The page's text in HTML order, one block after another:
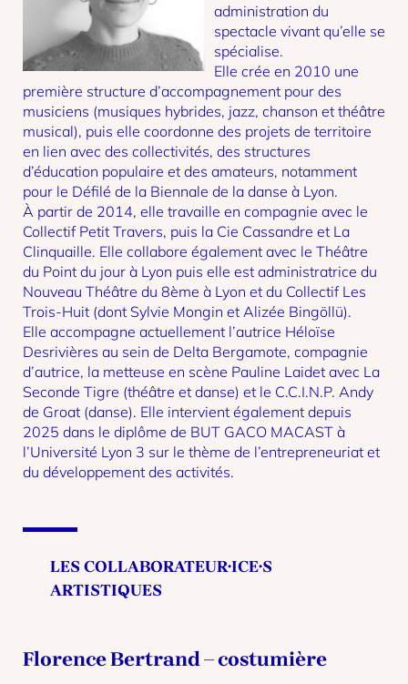
administration du
spectacle vivant qu’elle se
spécialise.
Elle crée en 2010 une
première structure d’accompagnement pour des
musiciens (musiques hybrides, jazz, chanson et théâtre
musical), puis elle coordonne des projets de territoire
en lien avec des collectivités, des structures
d’éducation populaire et des amateurs, notamment
pour le Défilé de la Biennale de la danse à Lyon.
À partir de 2014, elle travaille en compagnie avec le
Collectif Petit Travers, puis la Cie Cassandre et La
Clinquaille. Elle collabore également avec le Théâtre
du Point du jour à Lyon puis elle est administratrice du
Nouveau Théâtre du 8ème à Lyon et du Collectif Les
Trois-Huit (dont Sylvie Mongin et Alizée Bingöllü).
Elle accompagne actuellement l’autrice Héloïse
Desrivières au sein de Delta Bergamote, compagnie
d’autrice, la metteuse en scène Pauline Laidet avec La
Seconde Tigre (théâtre et danse) et le C.C.I.N.P. Andy
de Groat (danse). Elle intervient également depuis
2025 dans le diplôme de BUT GACO MACAST à
l’Université Lyon 3 sur le thème de l’entrepreneuriat et
du développement des activités.
LES COLLABORATEUR·ICE·S
ARTISTIQUES
Florence Bertrand – costumière